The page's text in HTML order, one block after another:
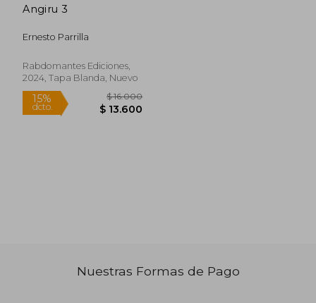
Angiru 3
Ernesto Parrilla
Rabdomantes Ediciones,
2024, Tapa Blanda, Nuevo
Nuestras Formas de Pago